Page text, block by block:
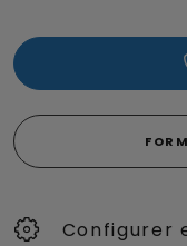
Configurer